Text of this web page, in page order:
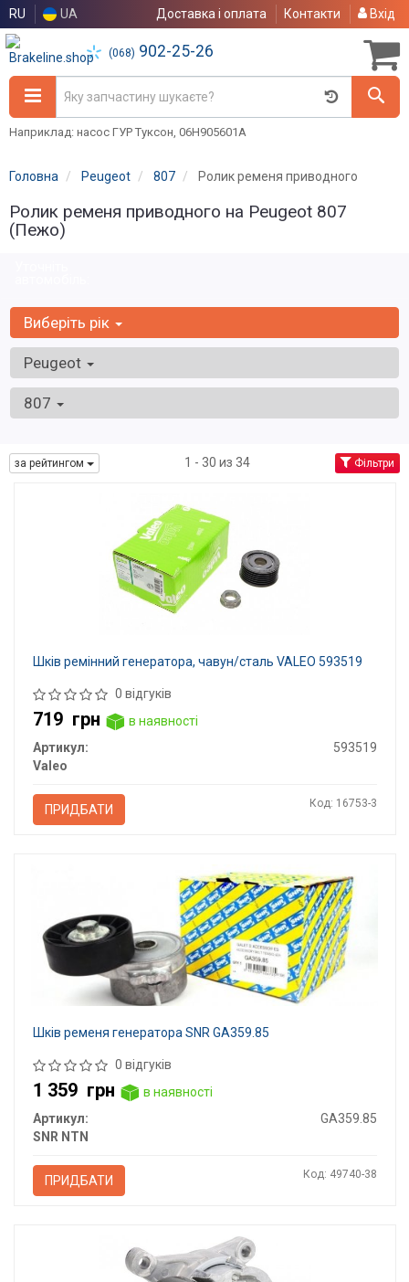
RU UA Доставка і оплата Контакти Вхід
(068) 902-25-26
Наприклад: насос ГУР Туксон, 06H905601A
Головна Peugeot 807 Ролик ременя приводного
Ролик ременя приводного на Peugeot 807
(Пежо)
Виберіть рік
Peugeot
807
за рейтингом 1 - 30 из 34 Фільтри
Шків ремінний генератора, чавун/сталь VALEO 593519
0 відгуків
719 грн
в наявності
Артикул:
593519
Valeo
ПРИДБАТИ Код: 16753-3
Шків ременя генератора SNR GA359.85
0 відгуків
1 359 грн
в наявності
Артикул:
GA359.85
SNR NTN
ПРИДБАТИ Код: 49740-38